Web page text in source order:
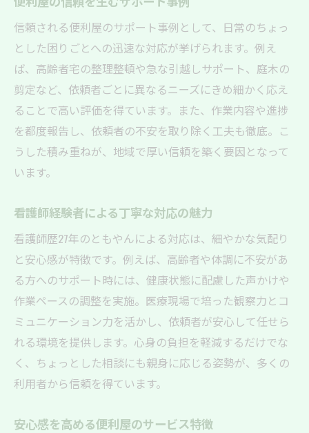
信頼される便利屋のサポート事例として、日常のちょっ
とした困りごとへの迅速な対応が挙げられます。例え
ば、高齢者宅の整理整頓や急な引越しサポート、庭木の
剪定など、依頼者ごとに異なるニーズにきめ細かく応え
ることで高い評価を得ています。また、作業内容や進捗
を都度報告し、依頼者の不安を取り除く工夫も徹底。こ
うした積み重ねが、地域で厚い信頼を築く要因となって
います。
看護師経験者による丁寧な対応の魅力
看護師歴27年のともやんによる対応は、細やかな気配り
と安心感が特徴です。例えば、高齢者や体調に不安があ
る方へのサポート時には、健康状態に配慮した声かけや
作業ペースの調整を実施。医療現場で培った観察力とコ
ミュニケーション力を活かし、依頼者が安心して任せら
れる環境を提供します。心身の負担を軽減するだけでな
く、ちょっとした相談にも親身に応じる姿勢が、多くの
利用者から信頼を得ています。
安心感を高める便利屋のサービス特徴